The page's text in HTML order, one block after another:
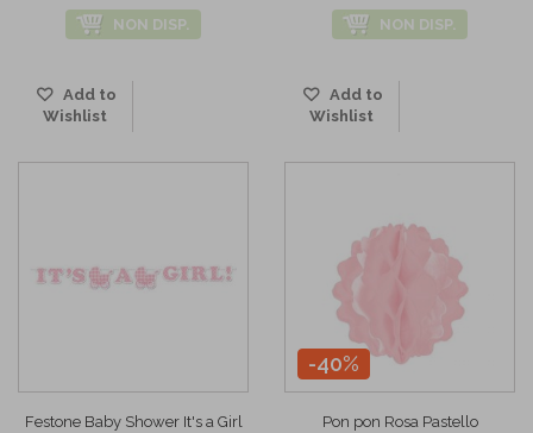
NON DISP.
Add to
Wishlist
NON DISP.
Add to
Wishlist
Festone Baby Shower It's a Girl
-40%
Pon pon Rosa Pastello